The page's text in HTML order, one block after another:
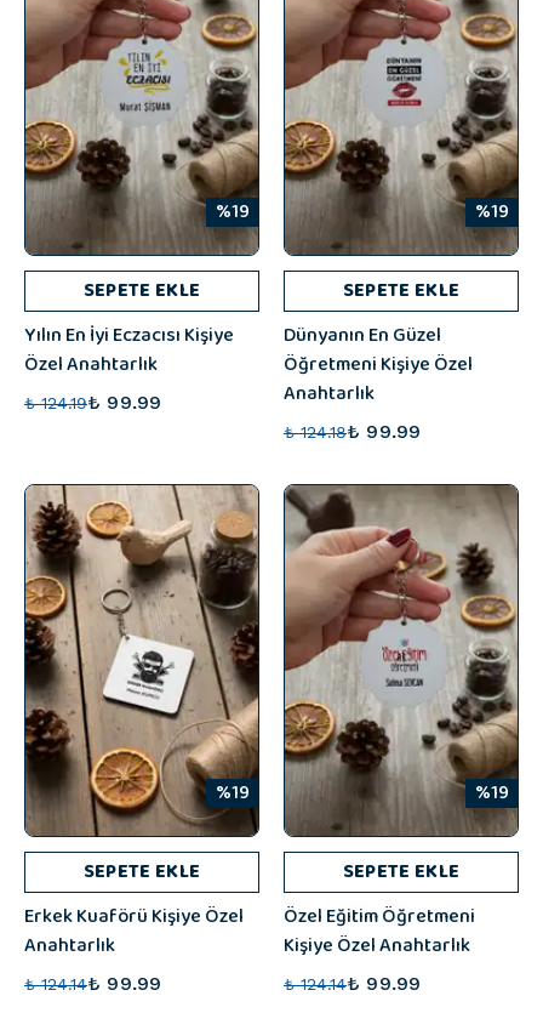
%19
SEPETE EKLE
Yılın En İyi Eczacısı Kişiye
Özel Anahtarlık
₺ 124.19₺ 99.99
%19
SEPETE EKLE
Dünyanın En Güzel
Öğretmeni Kişiye Özel
Anahtarlık
₺ 124.18₺ 99.99
%19
SEPETE EKLE
Erkek Kuaförü Kişiye Özel
Anahtarlık
₺ 124.14₺ 99.99
%19
SEPETE EKLE
Özel Eğitim Öğretmeni
Kişiye Özel Anahtarlık
₺ 124.14₺ 99.99